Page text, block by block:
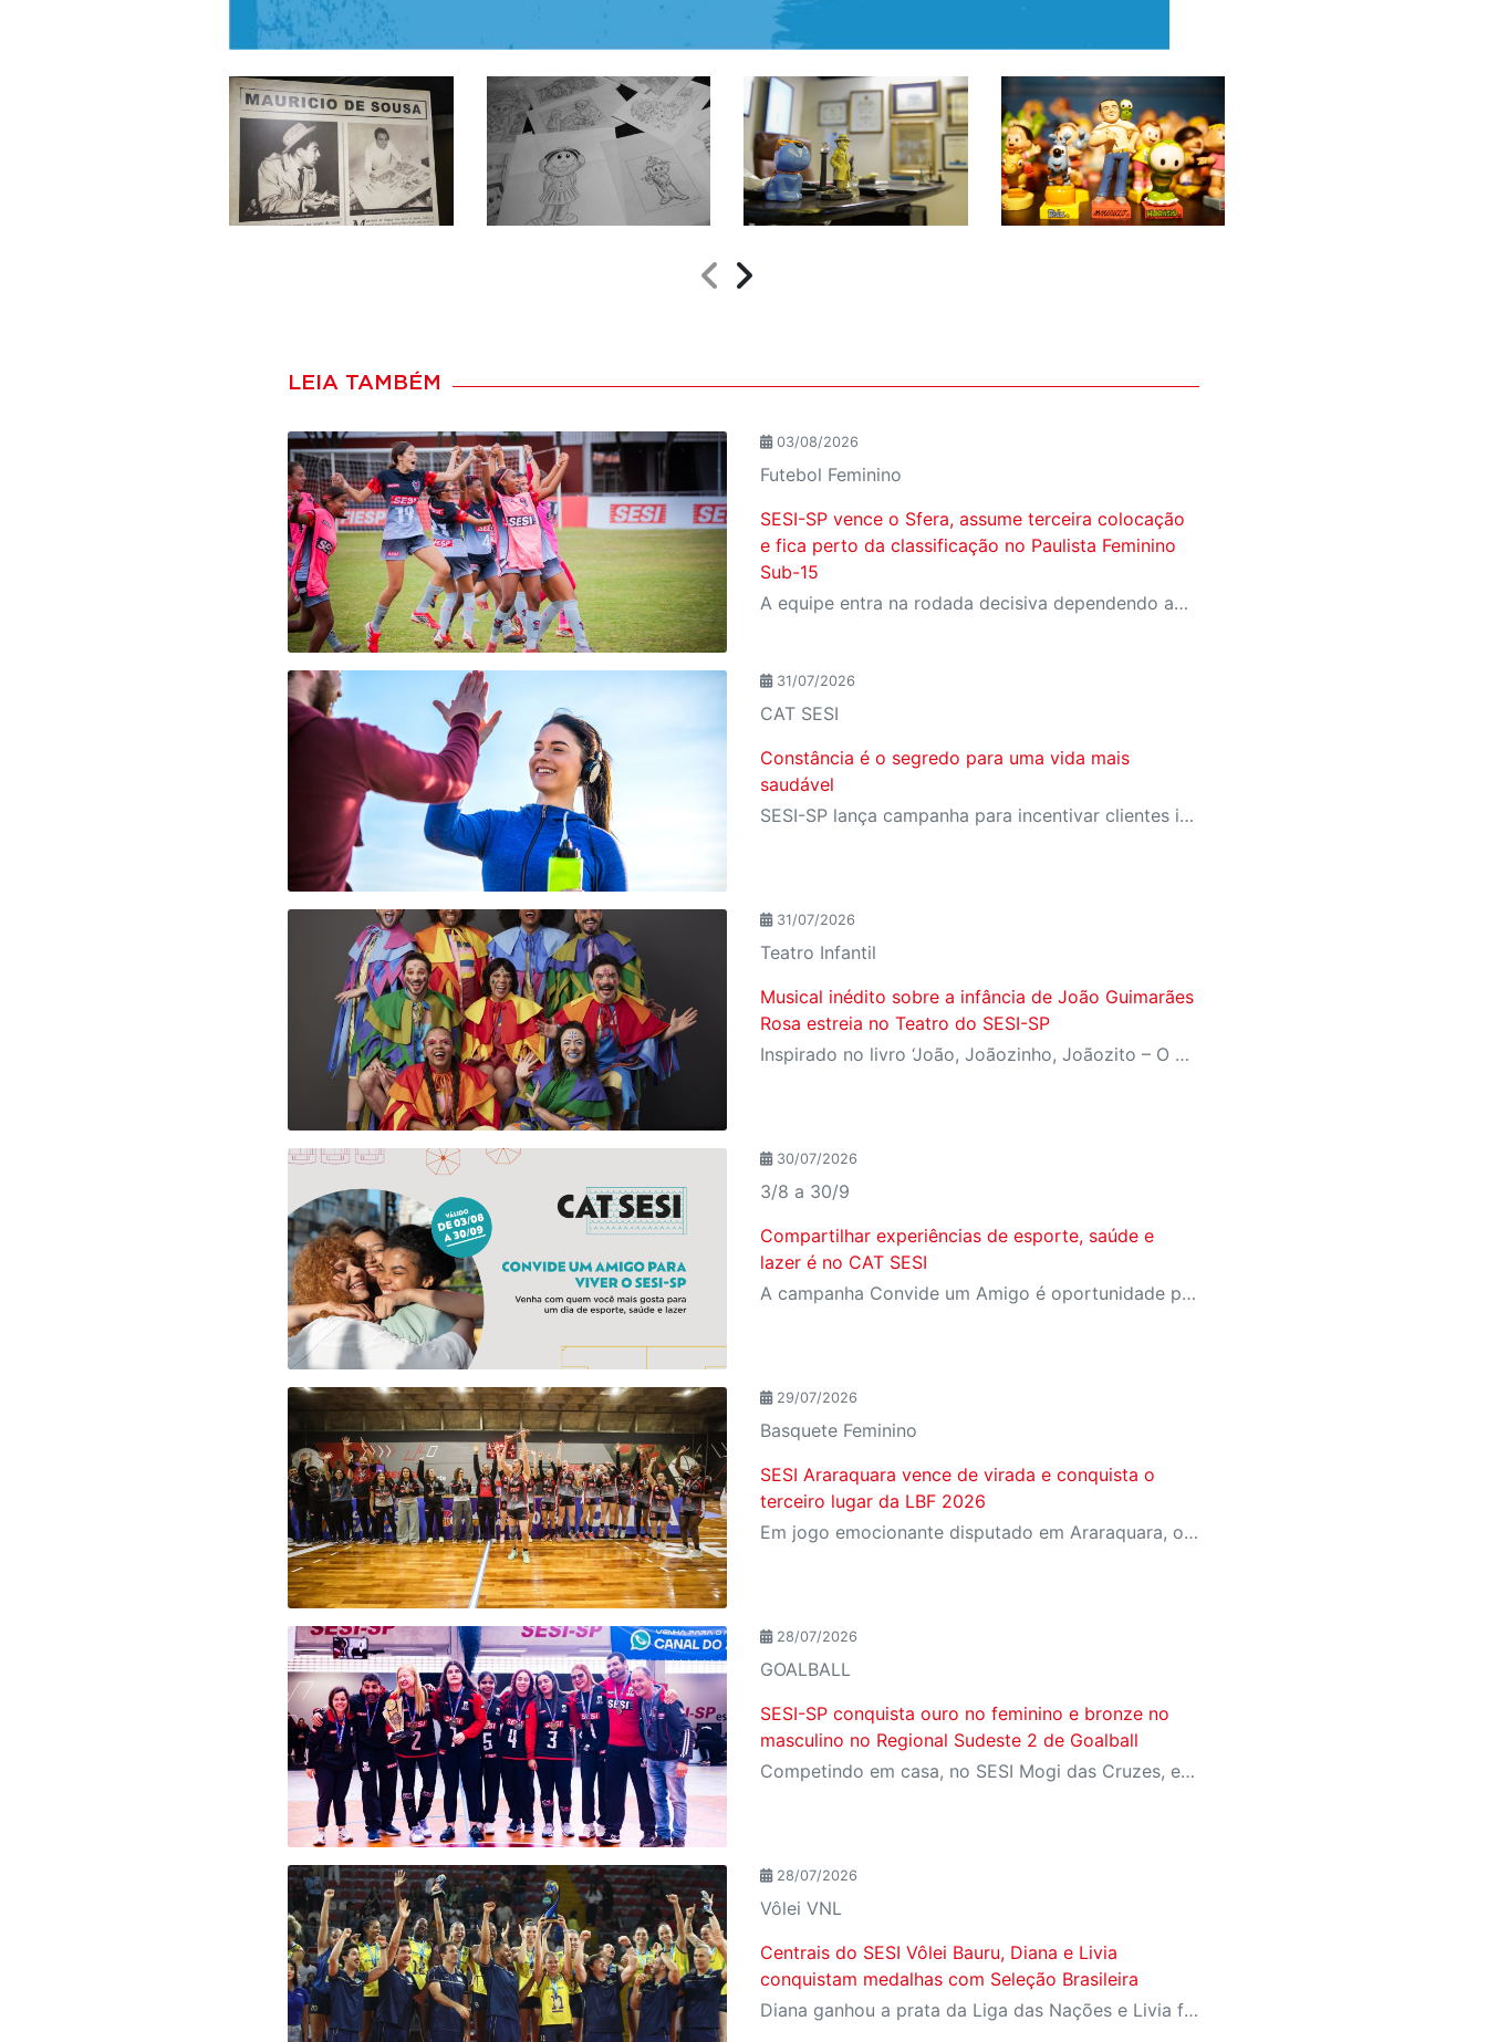
LEIA TAMBÉM
03/08/2026
Futebol Feminino
SESI-SP vence o Sfera, assume terceira colocação
e fica perto da classificação no Paulista Feminino
Sub-15
A equipe entra na rodada decisiva dependendo apenas de seus próprios resultados para avançar ao mata-mata
31/07/2026
CAT SESI
Constância é o segredo para uma vida mais
saudável
SESI-SP lança campanha para incentivar clientes inativos a retomarem a prática de atividades físicas, esporte e lazer com benefícios exclusivos
31/07/2026
Teatro Infantil
Musical inédito sobre a infância de João Guimarães
Rosa estreia no Teatro do SESI-SP
Inspirado no livro ‘João, Joãozinho, Joãozito – O Menino Encantado’, de Claudio Fragata, com direção e dramaturgia de Márcio Araújo, espetáculo acompanha os primeiros anos de vida do escritor mineiro e transforma sua infância em uma celebração da imaginação, da leitura e da cultura popular brasileira
30/07/2026
3/8 a 30/9
Compartilhar experiências de esporte, saúde e
lazer é no CAT SESI
A campanha Convide um Amigo é oportunidade para reunir amigos para aproveitar juntos toda estrutura da unidade SESI-SP mais próxima. Os benefícios para clientes e convidados estão no regulamento
29/07/2026
Basquete Feminino
SESI Araraquara vence de virada e conquista o
terceiro lugar da LBF 2026
Em jogo emocionante disputado em Araraquara, o SESI Araraquara Basquete superou um déficit de quase 20 pontos, contou com o apoio massivo da torcida e derrotou o Cerrado BRB por 77 a 71, conquistando o terceiro lugar da LBF Loterias Caixa 2026
28/07/2026
GOALBALL
SESI-SP conquista ouro no feminino e bronze no
masculino no Regional Sudeste 2 de Goalball
Competindo em casa, no SESI Mogi das Cruzes, equipes do SESI-SP encerram a competição com duas medalhas e reforçam a tradição da instituição entre as principais forças do goalball brasileiro.
28/07/2026
Vôlei VNL
Centrais do SESI Vôlei Bauru, Diana e Livia
conquistam medalhas com Seleção Brasileira
Diana ganhou a prata da Liga das Nações e Livia foi campeã da Copa Sul-Americana com Seleção B